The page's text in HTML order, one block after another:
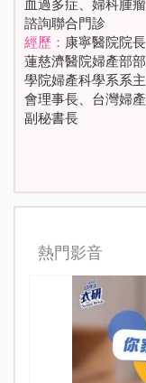
血過多症、婦科腫
諮詢聯合門診
經歷： 康寧醫院院
蓮慈濟醫院婦產部
學院婦產科學系系
會理事長、台灣婦
副秘書長
熱門影音